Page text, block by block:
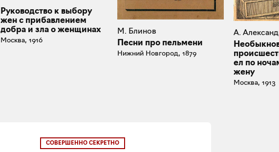
Руководство к выбору
жен с прибавлением
добра и зла о женщинах
Москва, 1916
М. Блинов
Песни про пельмени
Нижний Новгород, 1879
А.
ел по
жену
Москва, 1913
СОВЕРШЕННО СЕКРЕТНО